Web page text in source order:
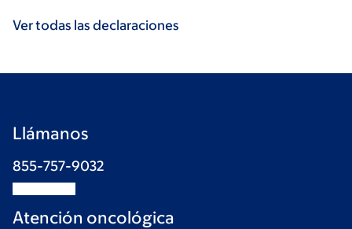
Ver todas las declaraciones
Llámanos
855-757-9032
Atención oncológica